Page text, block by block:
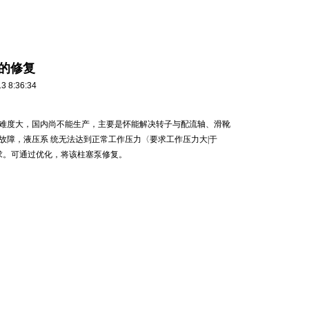
修复
8:36:34
度大，国内尚不能生产，主要是怀能解决转子与配流轴、滑靴
，液压系 统无法达到正常工作压力〈要求工作压力大|于
可通过优化，将该柱塞泵修复。